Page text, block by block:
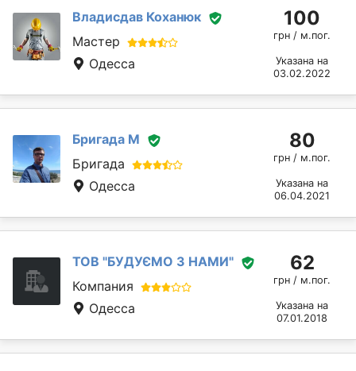
Владисдав Коханюк
Мастер
Одесса
100
грн / м.пог.
Указана на
03.02.2022
Бригада М
Бригада
Одесса
80
грн / м.пог.
Указана на
06.04.2021
ТОВ "БУДУЄМО З НАМИ"
Компания
Одесса
62
грн / м.пог.
Указана на
07.01.2018